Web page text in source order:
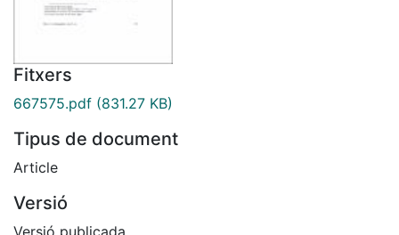
Fitxers
667575.pdf (831.27 KB)
Tipus de document
Article
Versió
Versió publicada